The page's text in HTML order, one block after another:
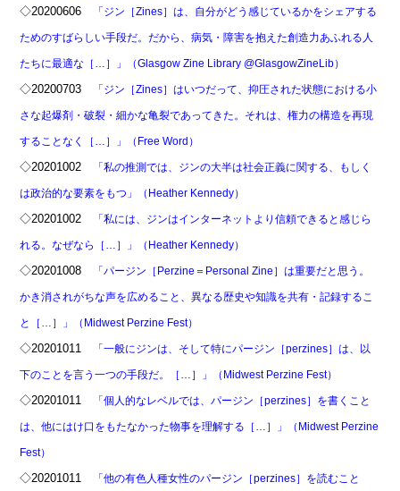
◇20200606 「ジン［Zines］は、自分がどう感じているかをシェアする
ためのすばらしい手段だ。だから、病気・障害を抱えた創造力あふれる人
たちに最適な［…］」（Glasgow Zine Library @GlasgowZineLib）
◇20200703 「ジン［Zines］はいつだって、抑圧された状態における小
さな起爆剤・破裂・細かな亀裂であってきた。それは、権力の構造を再現
することなく［…］」（Free Word）
◇20201002 「私の推測では、ジンの大半は社会正義に関する、もしく
は政治的な要素をもつ」（Heather Kennedy）
◇20201002 「私には、ジンはインターネットより信頼できると感じら
れる。なぜなら［…］」（Heather Kennedy）
◇20201008 「パージン［Perzine＝Personal Zine］は重要だと思う。
かき消されがちな声を広めること、異なる歴史や知識を共有・記録するこ
と［…］」（Midwest Perzine Fest）
◇20201011 「一般にジンは、そして特にパージン［perzines］は、以
下のことを言う一つの手段だ。［…］」（Midwest Perzine Fest）
◇20201011 「個人的なレベルでは、パージン［perzines］を書くこと
は、他にはけ口をもたなかった物事を理解する［…］」（Midwest Perzine
Fest）
◇20201011 「他の有色人種女性のパージン［perzines］を読むこと